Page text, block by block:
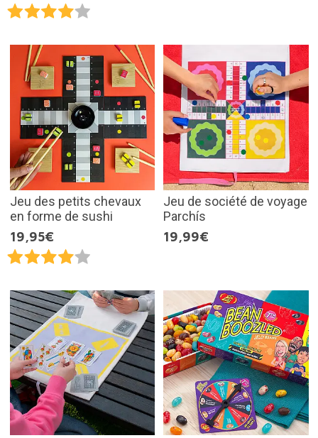
Jeu des petits chevaux
en forme de sushi
19,95€
Jeu de société de voyage
Parchís
19,99€